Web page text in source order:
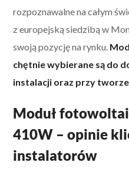
rozpoznawalne na całym
z europejską siedzibą w
swoją pozycję na rynku.
chętnie wybierane są do
instalacji oraz przy
Moduł
410W – opinie
instalatorów